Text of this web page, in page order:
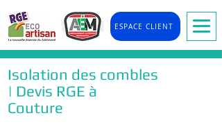
ESPACE CLIENT
Isolation des combles
| Devis RGE à
Couture